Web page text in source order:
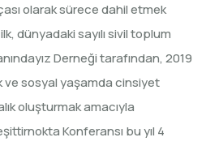
olarak sürece dahil etmek
dünyadaki sayılı sivil toplum
Derneği tarafından, 2019
ve sosyal yaşamda cinsiyet
oluşturmak amacıyla
Konferansı bu yıl 4